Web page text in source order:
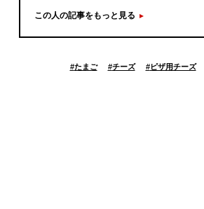
この人の記事をもっと見る
#たまご #チーズ #ピザ用チーズ